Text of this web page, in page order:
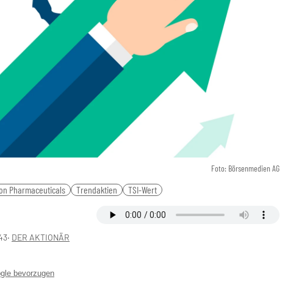
Foto: Börsenmedien AG
Pharmaceuticals Trendaktien TSI-Wert
‧ DER AKTIONÄR
bevorzugen